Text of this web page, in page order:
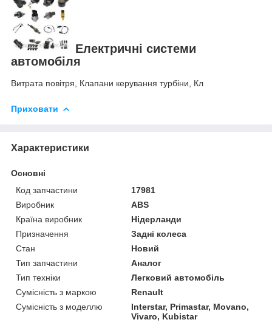
Електричні системи
автомобіля
Витрата повітря, Клапани керування турбіни, Кл
Приховати
Характеристики
Основні
Код запчастини
17981
Виробник
ABS
Країна виробник
Нідерланди
Призначення
Задні колеса
Стан
Новий
Тип запчастини
Аналог
Тип техніки
Легковий автомобіль
Сумісність з маркою
Renault
Сумісність з моделлю
Interstar, Primastar, Movano,
Vivaro, Kubistar